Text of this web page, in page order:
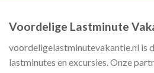
Voordelige Lastminute
voordeligelastminutevakantie.nl is
lastminutes en excursies. Onze